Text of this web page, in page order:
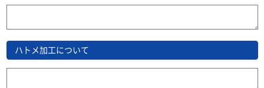
ハトメ加工について